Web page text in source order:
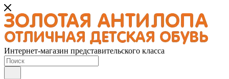
Интернет-магазин представительского класса